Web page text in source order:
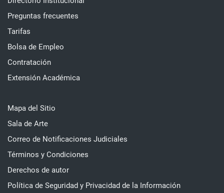
Preguntas frecuentes
Tarifas
Bolsa de Empleo
Contratación
Extensión Académica
Mapa del Sitio
Sala de Arte
Correo de Notificaciones Judiciales
Términos y Condiciones
Derechos de autor
Política de Seguridad y Privacidad de la Información